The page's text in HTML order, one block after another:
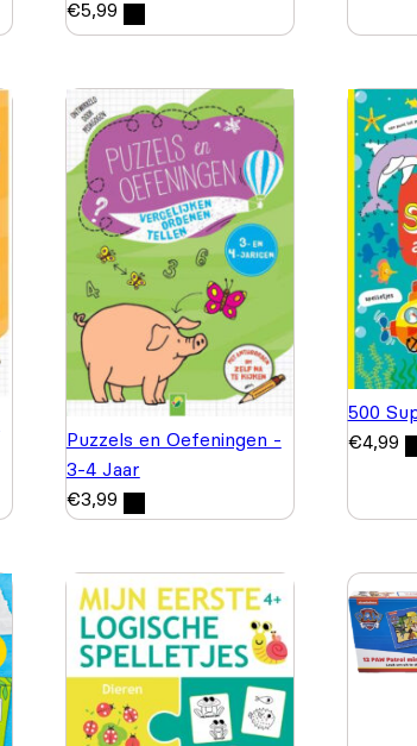
€5,99
Puzzels en Oefeningen -
3-4 Jaar
€3,99
500
€4,99